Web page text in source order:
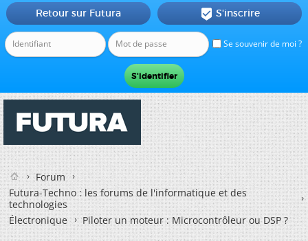
Se souvenir de moi ?
Retour sur Futura  S'inscrire
Forum
Futura-Techno : les forums de l'informatique et des
technologies
Électronique
Piloter un moteur : Microcontrôleur ou DSP ?